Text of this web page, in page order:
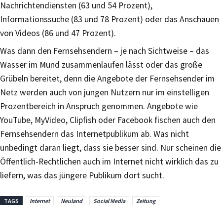
Nachrichtendiensten (63 und 54 Prozent),
Informationssuche (83 und 78 Prozent) oder das Anschauen
von Videos (86 und 47 Prozent).
Was dann den Fernsehsendern – je nach Sichtweise – das
Wasser im Mund zusammenlaufen lässt oder das große
Grübeln bereitet, denn die Angebote der Fernsehsender im
Netz werden auch von jungen Nutzern nur im einstelligen
Prozentbereich in Anspruch genommen. Angebote wie
YouTube, MyVideo, Clipfish oder Facebook fischen auch den
Fernsehsendern das Internetpublikum ab. Was nicht
unbedingt daran liegt, dass sie besser sind. Nur scheinen die
Öffentlich-Rechtlichen auch im Internet nicht wirklich das zu
liefern, was das jüngere Publikum dort sucht.
TAGS Internet Neuland Social Media Zeitung